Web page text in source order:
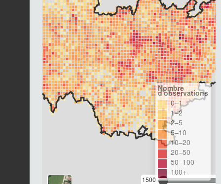
1500
Nombre
d'observations
0–1
1–2
2–5
5–10
10–20
20–50
50–100
100+